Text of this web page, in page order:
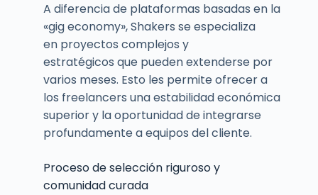
A diferencia de plataformas basadas en la
«gig economy», Shakers se especializa
en proyectos complejos y
estratégicos que pueden extenderse por
varios meses. Esto les permite ofrecer a
los freelancers una estabilidad económica
superior y la oportunidad de integrarse
profundamente a equipos del cliente.
Proceso de selección riguroso y
comunidad curada